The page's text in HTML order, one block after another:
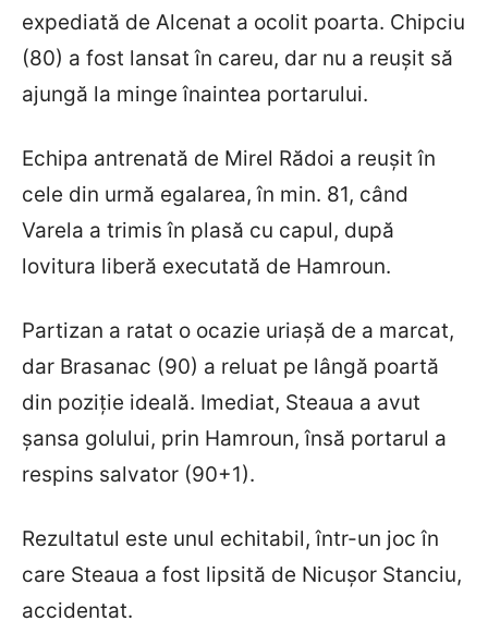
expediată de Alcenat a ocolit poarta. Chipciu
(80) a fost lansat în careu, dar nu a reușit să
ajungă la minge înaintea portarului.
Echipa antrenată de Mirel Rădoi a reușit în
cele din urmă egalarea, în min. 81, când
Varela a trimis în plasă cu capul, după
lovitura liberă executată de Hamroun.
Partizan a ratat o ocazie uriașă de a marcat,
dar Brasanac (90) a reluat pe lângă poartă
din poziție ideală. Imediat, Steaua a avut
șansa golului, prin Hamroun, însă portarul a
respins salvator (90+1).
Rezultatul este unul echitabil, într-un joc în
care Steaua a fost lipsită de Nicușor Stanciu,
accidentat.